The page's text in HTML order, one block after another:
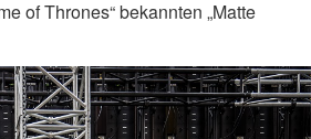
of Thrones“ bekannten „Matte